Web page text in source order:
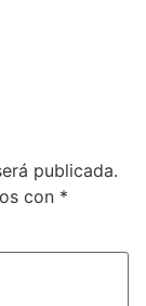
publicada.
con *